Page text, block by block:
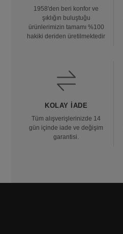
1958'den beri konfor ve
şıklığın buluştuğu
ürünlerimizin tamamı %100
hakiki deriden üretilmektedir
KOLAY İADE
Tüm alışverişlerinizde 14
gün içinde iade ve değişim
garantisi.